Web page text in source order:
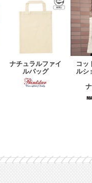
ナチュラルファイ
ルバッグ
コッ
ルシ